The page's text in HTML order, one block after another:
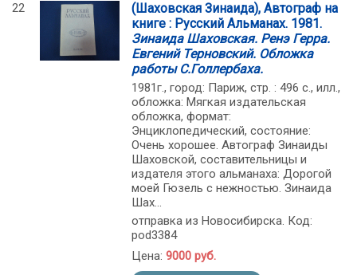
22
(Шаховская Зинаида), Автограф на
книге : Русский Альманах. 1981.
Зинаида Шаховская. Ренэ Герра.
Евгений Терновский. Обложка
работы С.Голлербаха.
1981г., город: Париж, стр. : 496 с., илл.,
обложка: Мягкая издательская
обложка, формат:
Энциклопедический, состояние:
Очень хорошее. Автограф Зинаиды
Шаховской, составительницы и
издателя этого альманаха: Дорогой
моей Гюзель с нежностью. Зинаида
Шах...
отправка из Новосибирска. Код:
pod3384
Цена: 9000 руб.